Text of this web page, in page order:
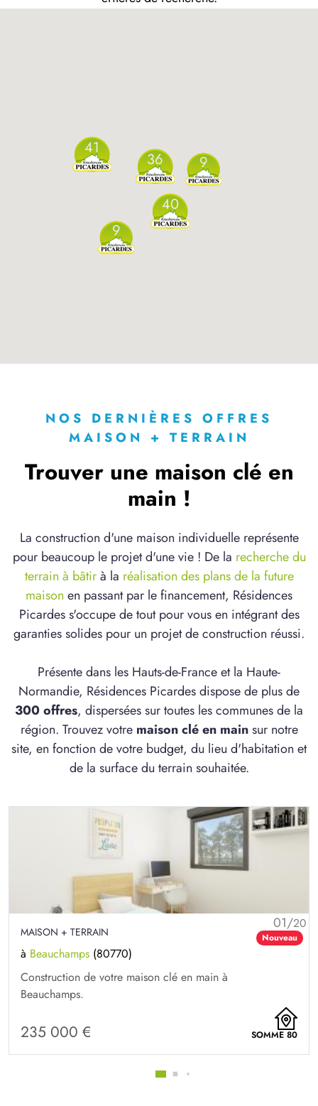
41
40
36 9
9
NOS DERNIÈRES OFFRES
MAISON + TERRAIN
Trouver une maison clé en
main !
La construction d'une maison individuelle représente
pour beaucoup le projet d'une vie ! De la recherche du
terrain à bâtirà la réalisation des plans de la future
maison en passant par le financement, Résidences
Picardes s'occupe de tout pour vous en intégrant des
garanties solides pour un projet de construction réussi.
Présente dans les Hauts-de-France et la Haute-
Normandie, Résidences Picardes dispose de plus de
300 offres, dispersées sur toutes les communes de la
région. Trouvez votre maison clé en mainsur notre
site, en fonction de votre budget, du lieu d'habitation et
de la surface du terrain souhaitée.
01/20
Nouveau
MAISON + TERRAIN
à Beauchamps (80770)
Construction de votre maison clé en main à
Beauchamps.
235 000 € SOMME 80